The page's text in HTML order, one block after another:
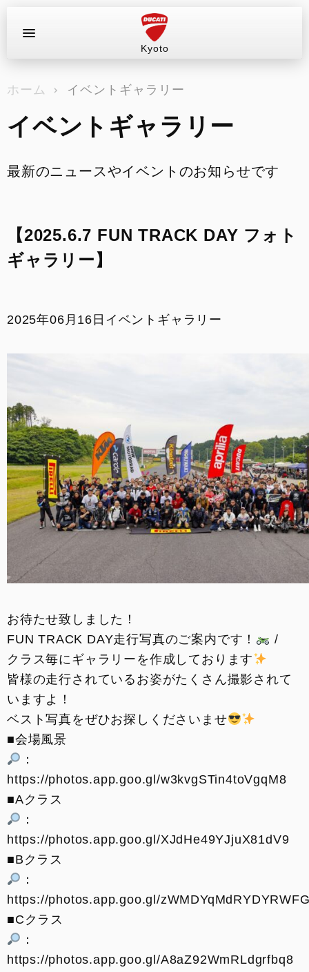
Kyoto
ラインナップ
店舗情報
新車
イベント
DOC京都
お支払いシミュレーション
コンフィギュレーター
お問い合わせ
ホーム イベントギャラリー
イベントギャラリー
最新のニュースやイベントのお知らせです
【2025.6.7 FUN TRACK DAY フォト
ギャラリー】
2025年06月16日 イベントギャラリー
お待たせ致しました！
FUN TRACK DAY走行写真のご案内です！
/
クラス毎にギャラリーを作成しております
皆様の走行されているお姿がたくさん撮影されて
いますよ！
ベスト写真をぜひお探しくださいませ
■会場風景
：
https://photos.app.goo.gl/w3kvgSTin4toVgqM8
■Aクラス
：
https://photos.app.goo.gl/XJdHe49YJjuX81dV9
■Bクラス
：
https://photos.app.goo.gl/
■Cクラス
：
https://photos.app.goo.gl/A8aZ92WmRLdgrfbq8